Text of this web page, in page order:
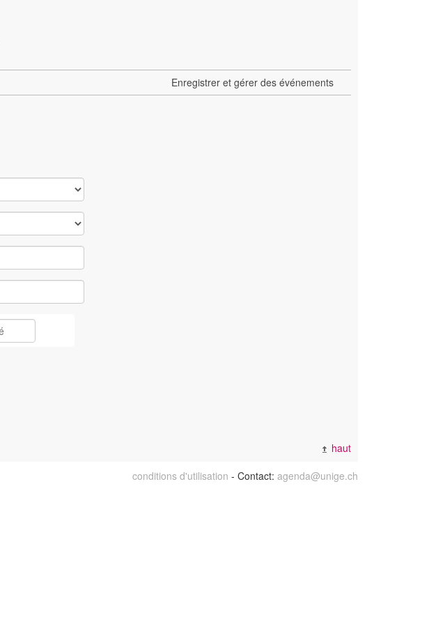
Enregistrer et gérer des événements
haut
conditions d'utilisation - Contact: agenda@unige.ch